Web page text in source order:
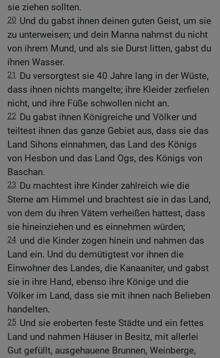
sie ziehen sollten.
20 Und du gabst ihnen deinen guten Geist, um sie
zu unterweisen; und dein Manna nahmst du nicht
von ihrem Mund, und als sie Durst litten, gabst du
ihnen Wasser.
21
Du versorgtest sie 40 Jahre lang in der Wüste,
dass ihnen nichts mangelte; ihre Kleider zerfielen
nicht, und ihre Füße schwollen nicht an.
22 Du gabst ihnen Königreiche und Völker und
teiltest ihnen das ganze Gebiet aus, dass sie das
Land Sihons einnahmen, das Land des Königs
von Hesbon und das Land Ogs, des Königs von
Baschan.
23 Du machtest ihre Kinder zahlreich wie die
Sterne am Himmel und brachtest sie in das Land,
von dem du ihren Vätern verheißen hattest, dass
sie hineinziehen und es einnehmen würden;
24 und die Kinder zogen hinein und nahmen das
Land ein. Und du demütigtest vor ihnen die
Einwohner des Landes, die Kanaaniter, und gabst
sie in ihre Hand, ebenso ihre Könige und die
Völker im Land, dass sie mit ihnen nach Belieben
handelten.
25 Und sie eroberten feste Städte und ein fettes
Land und nahmen Häuser in Besitz, mit allerlei
Gut gefüllt, ausgehauene Brunnen, Weinberge,